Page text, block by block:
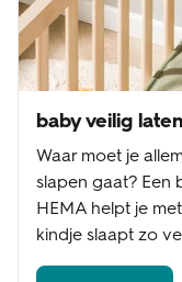
baby veilig
Waar moet je
slapen gaat? Een
HEMA helpt je
kindje slaapt zo